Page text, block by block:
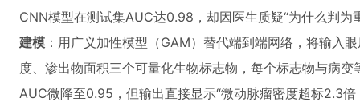
CNN模型在测试集AUC达0.98，却因医生质疑“为什么判为
建模 ：用广义加性模型（GAM）替代端到端网络，将输入
度、渗出物面积三个可量化生物标志物，每个标志物与病
AUC微降至0.95，但输出直接显示“微动脉瘤密度超标2.3